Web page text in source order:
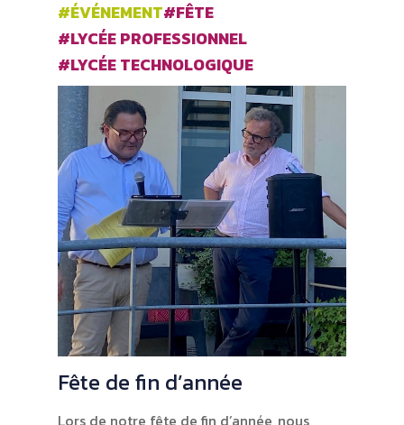
#ÉVÉNEMENT#FÊTE
#LYCÉE PROFESSIONNEL
#LYCÉE TECHNOLOGIQUE
Fête de fin d’année
Lors de notre fête de fin d’année, nous